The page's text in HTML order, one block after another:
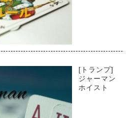
[トランプ]
ジャーマン
ホイスト